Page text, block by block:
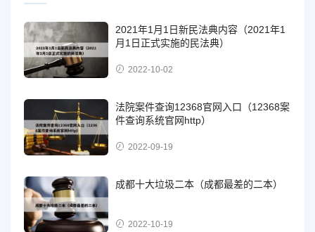
2021年1月1日新民法典内容（2021年1
月1日正式实施的民法典）
2022-10-02
法院案件查询12368官网入口（12368案
件查询系统官网http）
2022-09-19
成都十大垃圾二本（成都最差的二本）
2022-10-19